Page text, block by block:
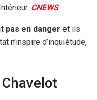
CNEWS
pas en danger et ils
n’inspire d’inquiétude,